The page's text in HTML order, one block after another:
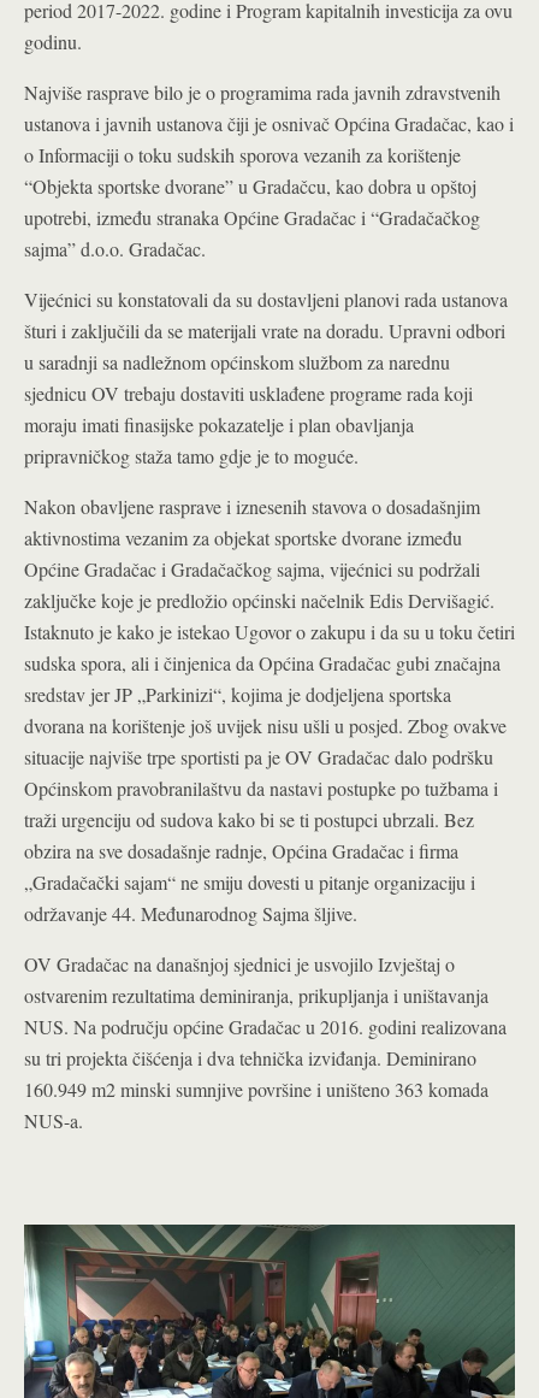
period 2017-2022. godine i Program kapitalnih investicija za ovu
godinu.
Najviše rasprave bilo je o programima rada javnih zdravstvenih
ustanova i javnih ustanova čiji je osnivač Općina Gradačac, kao i
o Informaciji o toku sudskih sporova vezanih za korištenje
“Objekta sportske dvorane” u Gradačcu, kao dobra u opštoj
upotrebi, između stranaka Općine Gradačac i “Gradačačkog
sajma” d.o.o. Gradačac.
Vijećnici su konstatovali da su dostavljeni planovi rada ustanova
šturi i zaključili da se materijali vrate na doradu. Upravni odbori
u saradnji sa nadležnom općinskom službom za narednu
sjednicu OV trebaju dostaviti usklađene programe rada koji
moraju imati finasijske pokazatelje i plan obavljanja
pripravničkog staža tamo gdje je to moguće.
Nakon obavljene rasprave i iznesenih stavova o dosadašnjim
aktivnostima vezanim za objekat sportske dvorane između
Općine Gradačac i Gradačačkog sajma, vijećnici su podržali
zaključke koje je predložio općinski načelnik Edis Dervišagić.
Istaknuto je kako je istekao Ugovor o zakupu i da su u toku četiri
sudska spora, ali i činjenica da Općina Gradačac gubi značajna
sredstav jer JP „Parkinizi“, kojima je dodjeljena sportska
dvorana na korištenje još uvijek nisu ušli u posjed. Zbog ovakve
situacije najviše trpe sportisti pa je OV Gradačac dalo podršku
Općinskom pravobranilaštvu da nastavi postupke po tužbama i
traži urgenciju od sudova kako bi se ti postupci ubrzali. Bez
obzira na sve dosadašnje radnje, Općina Gradačac i firma
„Gradačački sajam“ ne smiju dovesti u pitanje organizaciju i
održavanje 44. Međunarodnog Sajma šljive.
OV Gradačac na današnjoj sjednici je usvojilo Izvještaj o
ostvarenim rezultatima deminiranja, prikupljanja i uništavanja
NUS. Na području općine Gradačac u 2016. godini realizovana
su tri projekta čišćenja i dva tehnička izviđanja. Deminirano
160.949 m2 minski sumnjive površine i uništeno 363 komada
NUS-a.